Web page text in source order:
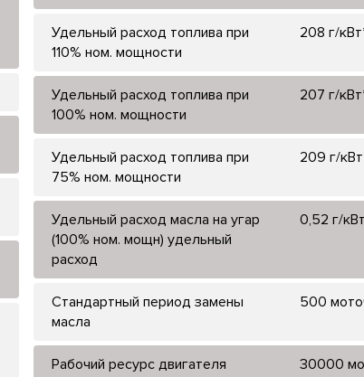
Удельный расход топлива при
110% ном. мощности
208 г/
Удельный расход топлива при
100% ном. мощности
207 г/
Удельный расход топлива при
75% ном. мощности
209 г/
Удельный расход масла на угар
(100% ном. мощн) удельный
расход
0,52 г/
Стандартный период замены
масла
500
Рабочий ресурс двигателя 30000